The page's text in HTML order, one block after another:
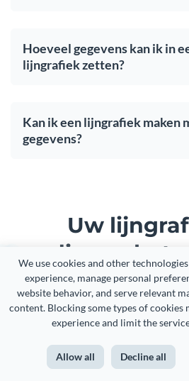
We use cookies and other
experience, manage personal
website behavior, and serve relevant
content. Blocking some types of cookies
experience and limit the
Allow all Decline all
Hoeveel gegevens kan ik in
lijngrafiek zetten?
Kan ik een lijngrafiek maken
gegevens?
Uw
verdienen het
zijn, net als de
Creëer visuele merkervaringen, of
ontwerper bent of een